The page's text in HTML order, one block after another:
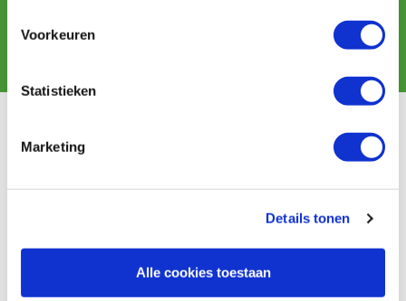
Voorkeuren
Statistieken
Marketing
Details tonen
Alle cookies toestaan
Zahlung
Datenschutzerklärung
Kundeninformation